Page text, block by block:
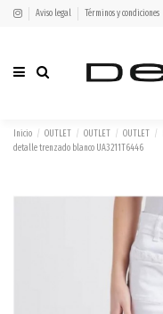
Aviso legal Términos y condiciones
Inicio OUTLET OUTLET OUTLET
detalle trenzado blanco UA3211T6446